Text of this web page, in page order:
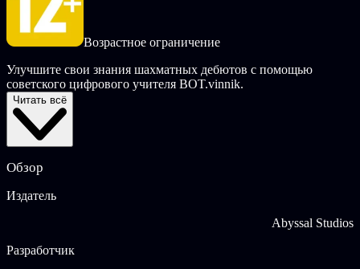
Возрастное ограничение
Улучшите свои знания шахматных дебютов с помощью
советского цифрового учителя BOT.vinnik.
Ключевые особенности:
Узнайте теорию, лежащую в основе стратегии
подкрепленных теорией
повысить уровень ваших знаний
Получайте удовольствие от своеобразного чувства
Читать всё
Обзор
Издатель
Abyssal Studios
Разработчик